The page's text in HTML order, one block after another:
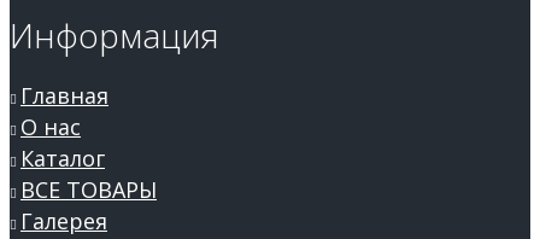
Информация
Главная
О нас
Каталог
ВСЕ ТОВАРЫ
Галерея